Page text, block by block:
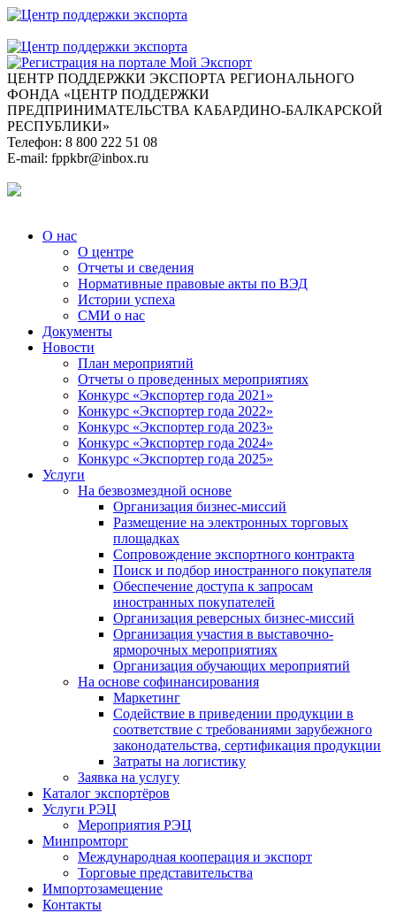
ЦЕНТР ПОДДЕРЖКИ ЭКСПОРТА РЕГИОНАЛЬНОГО
ФОНДА «ЦЕНТР ПОДДЕРЖКИ
ПРЕДПРИНИМАТЕЛЬСТВА КАБАРДИНО-БАЛКАРСКОЙ
РЕСПУБЛИКИ»
Телефон: 8 800 222 51 08
E-mail: fppkbr@inbox.ru
О нас
О центре
Отчеты и сведения
Нормативные правовые акты по ВЭД
Истории успеха
СМИ о нас
Документы
Новости
План мероприятий
Отчеты о проведенных мероприятиях
Конкурс «Экспортер года 2021»
Конкурс «Экспортер года 2022»
Конкурс «Экспортер года 2023»
Конкурс «Экспортер года 2024»
Конкурс «Экспортер года 2025»
Услуги
На безвозмездной основе
Организация бизнес-миссий
Размещение на электронных торговых
площадках
Сопровождение экспортного контракта
Поиск и подбор иностранного покупателя
Обеспечение доступа к запросам
иностранных покупателей
Организация реверсных бизнес-миссий
Организация участия в выставочно-
ярморочных мероприятиях
Организация обучающих мероприятий
На основе софинансирования
Маркетинг
Содействие в приведении продукции в
соответствие с требованиями зарубежного
законодательства, сертификация продукции
Затраты на логистику
Заявка на услугу
Каталог экспортёров
Услуги РЭЦ
Мероприятия РЭЦ
Минпромторг
Международная кооперация и экспорт
Торговые представительства
Импортозамещение
Контакты